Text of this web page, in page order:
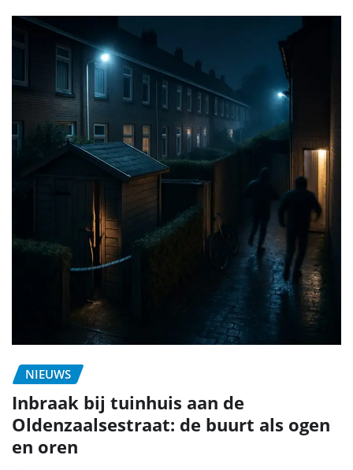
NIEUWS
Inbraak bij tuinhuis aan de
Oldenzaalsestraat: de buurt als ogen
en oren